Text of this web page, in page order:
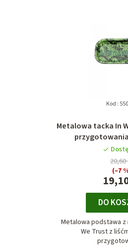
Metalowa tacka In
20,60
(–7
DO
Metalowa podstawa z
We Trust z
Kod :